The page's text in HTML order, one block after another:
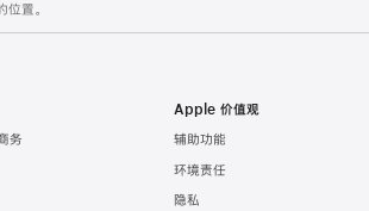
置。
务
Apple 价值观
辅助功能
环境责任
隐私